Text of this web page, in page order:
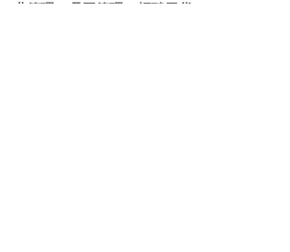
业管理 #员工管理 #招聘干货